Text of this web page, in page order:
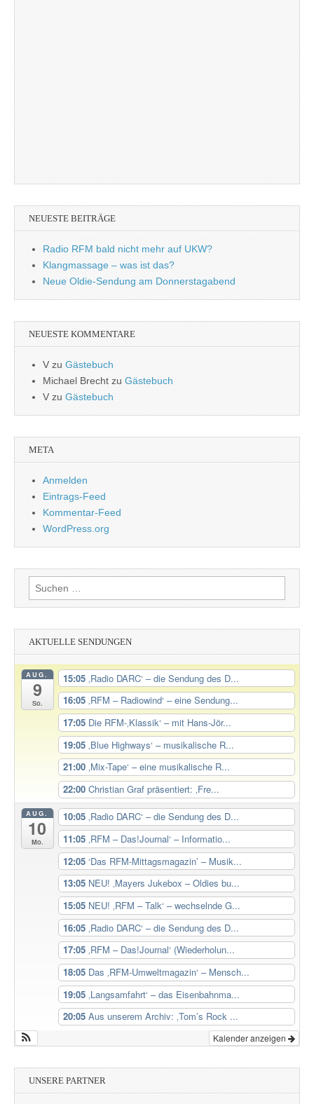
NEUESTE BEITRÄGE
Radio RFM bald nicht mehr auf UKW?
Klangmassage – was ist das?
Neue Oldie-Sendung am Donnerstagabend
NEUESTE KOMMENTARE
V zu Gästebuch
Michael Brecht zu Gästebuch
Vzu Gästebuch
META
Anmelden
Eintrags-Feed
Kommentar-Feed
WordPress.org
Suchen
nach:
AKTUELLE SENDUNGEN
AUG.
9
So.
15:05 ‚Radio DARC‘ – die Sendung des D...
16:05 ‚RFM – Radiowind‘ – eine Sendung...
17:05 Die RFM-‚Klassik‘ – mit Hans-Jör...
19:05 ‚Blue Highways‘ – musikalische R...
21:00 ‚Mix-Tape‘ – eine musikalische R...
22:00 Christian Graf präsentiert: ‚Fre...
AUG.
10
Mo.
10:05 ‚Radio DARC‘ – die Sendung des D...
11:05 ‚RFM – Das!Journal‘ – Informatio...
12:05 ‘Das RFM-Mittagsmagazin’ – Musik...
13:05 NEU! ‚Mayers Jukebox – Oldies bu...
15:05 NEU! ‚RFM – Talk‘ – wechselnde G...
16:05 ‚Radio DARC‘ – die Sendung des D...
17:05 ‚RFM – Das!Journal‘ (Wiederholun...
18:05 Das ‚RFM-Umweltmagazin‘ – Mensch...
19:05 ‚Langsamfahrt‘ – das Eisenbahnma...
20:05 Aus unserem Archiv: ‚Tom’s Rock ...
Kalender anzeigen
UNSERE PARTNER